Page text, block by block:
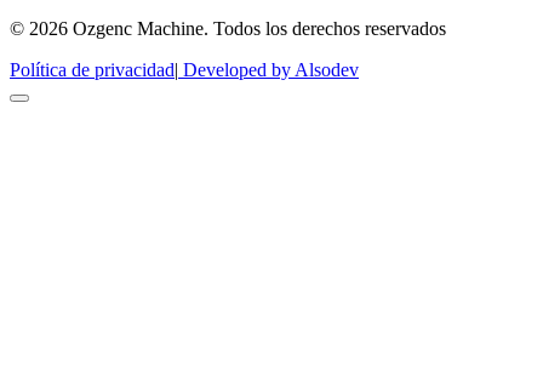
© 2026 Ozgenc Machine. Todos los derechos reservados
Política de privacidad| Developed by Alsodev